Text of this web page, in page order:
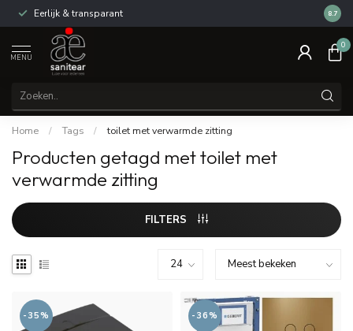
Eerlijk & transparant 8.7
MENU
0
Home / Tags / toilet met verwarmde zitting
Producten getagd met toilet met
verwarmde zitting
FILTERS
-35% -36%